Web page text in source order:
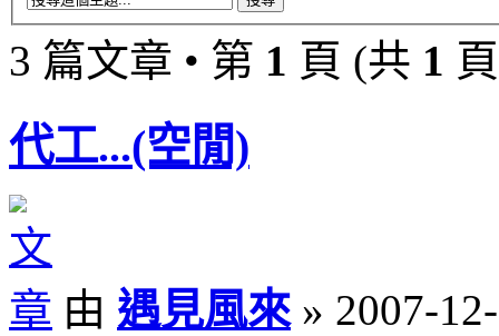
3 篇文章 • 第 1 頁 (共 1
代工...(空閒)
由 遇見風來» 2007-